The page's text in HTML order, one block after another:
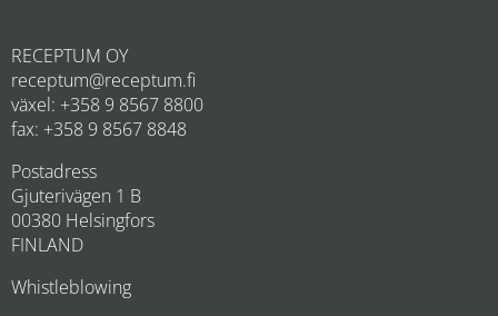
RECEPTUM OY
receptum@receptum.fi
växel: +358 9 8567 8800
fax: +358 9 8567 8848
Postadress
Gjuterivägen 1 B
00380 Helsingfors
FINLAND
Whistleblowing